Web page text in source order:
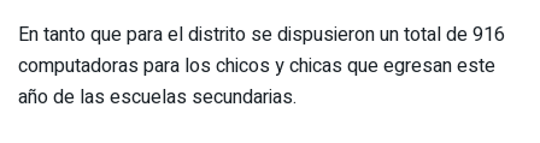
En tanto que para el distrito se dispusieron un total de 916
computadoras para los chicos y chicas que egresan este
año de las escuelas secundarias.